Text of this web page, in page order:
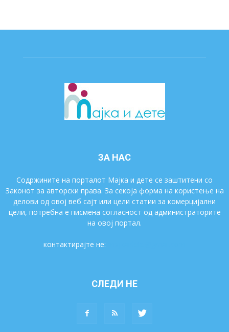
ЗА НАС
Содржините на порталот Мајка и дете се заштитени со
Законот за авторски права. За секоја форма на користење на
делови од овој веб сајт или цели статии за комерцијални
цели, потребна е писмена согласност од администраторите
на овој портал.
контактирајте не:
СЛЕДИ НЕ